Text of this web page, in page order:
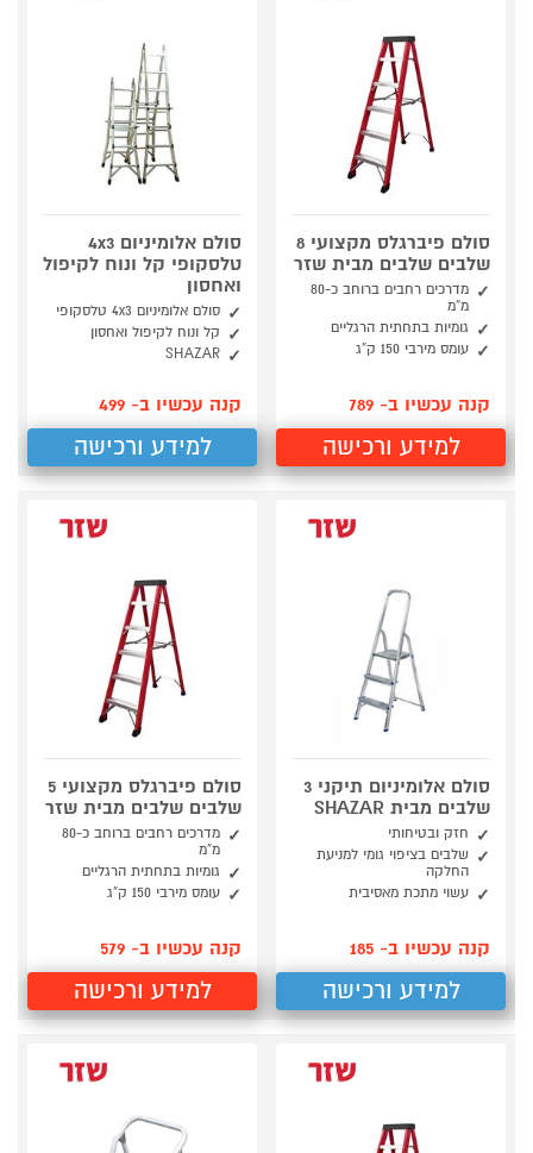
סולם פיברגלס מקצועי 8
שלבים שלבים מבית שזר
מדרכים רחבים ברוחב כ-80
מ”מ
גומיות בתחתית הרגליים
עומס מירבי 150 ק”ג
קנה עכשיו ב- 789
למידע ורכישה
סולם אלומיניום 4x3
טלסקופי קל ונוח לקיפול
ואחסון
סולם אלומיניום 4x3 טלסקופי
קל ונוח לקיפול ואחסון
SHAZAR
קנה עכשיו ב- 499
למידע ורכישה
סולם אלומיניום תיקני 3
שלבים מבית SHAZAR
חזק ובטיחותי
שלבים בציפוי גומי למניעת
החלקה
עשוי מתכת מאסיבית
קנה עכשיו ב- 185
למידע ורכישה
סולם פיברגלס מקצועי 5
שלבים שלבים מבית שזר
מדרכים רחבים ברוחב כ-80
מ”מ
גומיות בתחתית הרגליים
עומס מירבי 150 ק”ג
קנה עכשיו ב- 579
למידע ורכישה